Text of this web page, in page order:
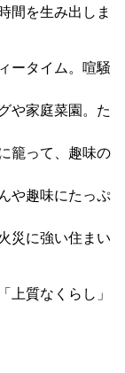
間を生み出しま
ータイム。喧騒
や家庭菜園。た
籠って、趣味の
や趣味にたっぷ
災に強い住まい
上質なくらし」